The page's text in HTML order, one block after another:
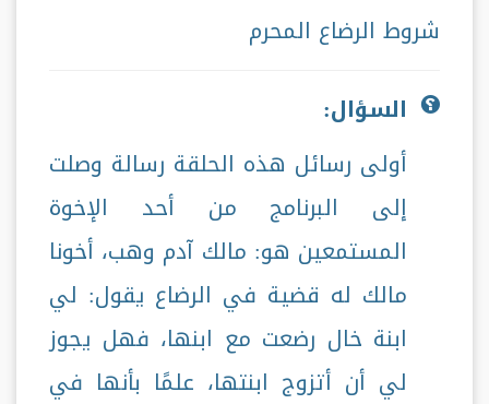
شروط الرضاع المحرم
السؤال:
أولى رسائل هذه الحلقة رسالة وصلت
إلى البرنامج من أحد الإخوة
المستمعين هو: مالك آدم وهب، أخونا
مالك له قضية في الرضاع يقول: لي
ابنة خال رضعت مع ابنها، فهل يجوز
لي أن أتزوج ابنتها، علمًا بأنها في